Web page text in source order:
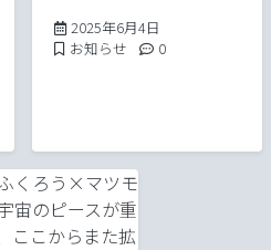
2025年6月4日
Posted in
お知らせ Comments:
0